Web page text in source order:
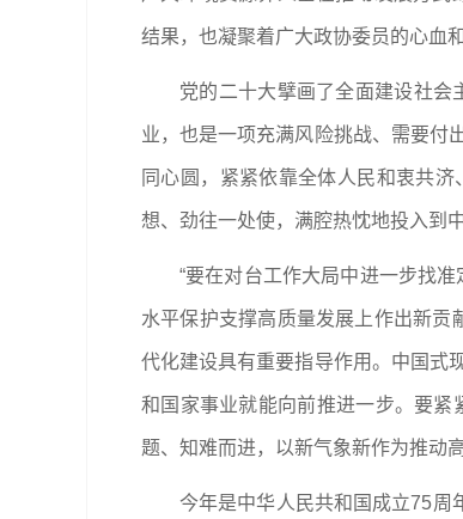
结果，也凝聚着广大政协委员的心血
党的二十大擘画了全面建设社
业，也是一项充满风险挑战、需要付
同心圆，紧紧依靠全体人民和衷共
想、劲往一处使，满腔热忱地投入到
“要在对台工作大局中进一步找
水平保护支撑高质量发展上作出新贡
代化建设具有重要指导作用。中国式
和国家事业就能向前推进一步。要紧
题、知难而进，以新气象新作为推动
今年是中华人民共和国成立75周